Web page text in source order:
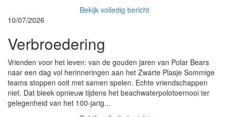
Bekijk volledig bericht
10/07/2026
Verbroedering
Vrienden voor het leven: van de gouden jaren van Polar Bears
naar een dag vol herinneringen aan het Zwarte Plasje Sommige
teams stoppen ooit met samen spelen. Echte vriendschappen
niet. Dat bleek opnieuw tijdens het beachwaterpolotoernooi ter
gelegenheid van het 100-jarig...